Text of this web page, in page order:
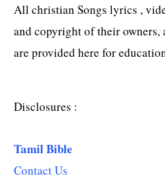
All christian Songs lyrics ,
and copyright of their owners,
are provided here for
Disclosures :
Tamil Bible
Contact Us